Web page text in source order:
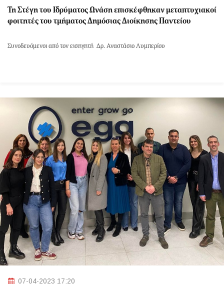
Τη Στέγη του Ιδρύματος Ωνάση επισκέφθηκαν μεταπτυχιακοί
φοιτητές του τμήματος Δημόσιας Διοίκησης Παντείου
Συνοδευόμενοι από τον εισηγητή Δρ. Αναστάσιο Λυμπερίου
07-04-2023 17:20